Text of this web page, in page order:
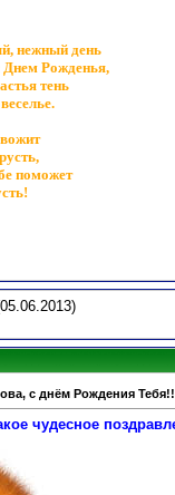
нежный день
Днем Рожденья,
тень
поможет
с днём Рождения
чудесное